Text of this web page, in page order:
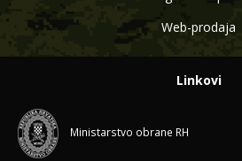
Web-prodaja
Linkovi
Ministarstvo obrane RH